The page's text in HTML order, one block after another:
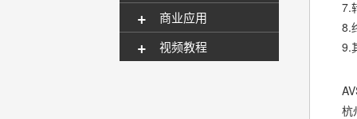
商业应用
+
视频教程
+
7.
8.
9.
杭